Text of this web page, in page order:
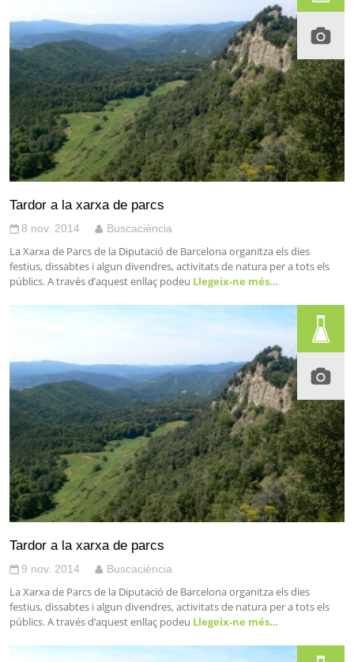
Tardor a la xarxa de parcs
8 nov. 2014 Buscaciència
La Xarxa de Parcs de la Diputació de Barcelona organitza els dies
festius, dissabtes i algun divendres, activitats de natura per a tots els
públics. A través d’aquest enllaç podeu Llegeix-ne més…
Tardor a la xarxa de parcs
9 nov. 2014 Buscaciència
La Xarxa de Parcs de la Diputació de Barcelona organitza els dies
festius, dissabtes i algun divendres, activitats de natura per a tots els
públics. A través d’aquest enllaç podeu Llegeix-ne més…